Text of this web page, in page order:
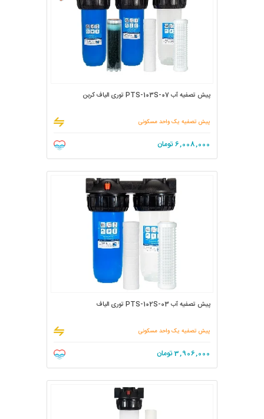
پیش تصفیه آب PTS-103S-07 توری الیاف کربن
پیش تصفیه یک واحد مسکونی
6,008,000تومان
پیش تصفیه آب PTS-102S-03 توری الیاف
پیش تصفیه یک واحد مسکونی
3,906,000تومان